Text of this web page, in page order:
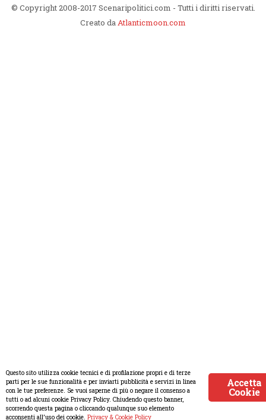
© Copyright 2008-2017 Scenaripolitici.com - Tutti i diritti riservati.
Creato daAtlanticmoon.com
Accetta
Cookie
Questo sito utilizza cookie tecnici e di profilazione propri e di terze
parti per le sue funzionalità e per inviarti pubblicità e servizi in linea
con le tue preferenze. Se vuoi saperne di più o negare il consenso a
tutti o ad alcuni cookie Privacy Policy. Chiudendo questo banner,
scorrendo questa pagina o cliccando qualunque suo elemento
acconsenti all’uso dei cookie. Privacy & Cookie Policy